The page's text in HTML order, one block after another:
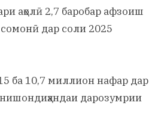
аҳолӣ 2,7 баробар афзоиш
сомонӣ дар соли 2025
ба 10,7 миллион нафар дар
дарозумрии